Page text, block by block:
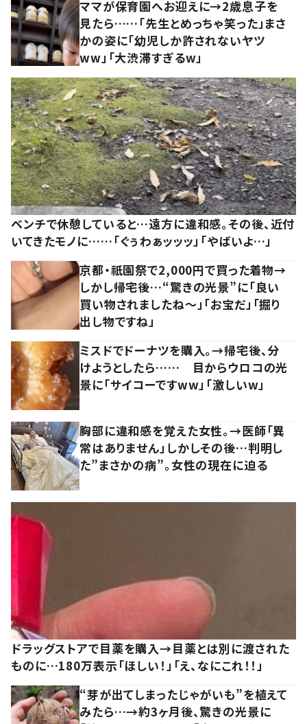
ママが保育園へお迎えに→2歳息子を
見たら……「先生とめっちゃ笑った」まさ
かの姿に「幼児しか許されないヤツ
ww」「大渋滞すぎるw」
ベンチで休憩していると…遠方に違和感。その後、近付
いてきたモノに……「ぐぅわぁッッッ」「やばいよ…」
京都・祇園祭で2,000円で買った着物→
しかし帰宅後…“驚きの光景”に「良い
買い物されましたね～」「お宝だ」「掘り
出し物ですね」
ミスドでドーナツを購入。→帰宅後、分
けようとしたら…… 目からウロコの光
景に「サイコーですww」「激しいw」
胸部に違和感を覚えた女性。→医師「異
常はありません」しかしその後…判明し
た”まさかの病”。女性の現在に迫る
ドラッグストアで目薬を購入→目薬とは別に渡された
ものに…180万表示「ほしい！」「え、なにこれ！！」
“芽が出てしまったじゃがいも”を植えて
みたら…→約3ヶ月後、驚きの光景に